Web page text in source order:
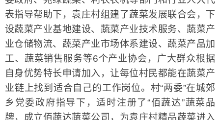
表指导帮助下，袁庄村组建了蔬菜发展联合会，下
设蔬菜产业基地建设、蔬菜产业技术服务、蔬菜产
业仓储物流、蔬菜产业市场体系建设、蔬菜产品加
工、蔬菜销售服务等6个产业协会，广大群众根据
自身优势特长申请加入，让每位村民都能在蔬菜产
业链上找到适合自己的工作岗位。村“两委”在城郊
乡党委政府指导下，适时注册了“佰蔬达”蔬菜品
牌，成立佰蔬达蔬菜公司，为袁庄村精品蔬菜进入